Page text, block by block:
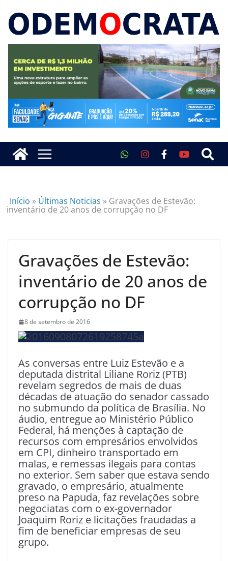
Início » Últimas Noticias » Gravações de Estevão:
inventário de 20 anos de corrupção no DF
Gravações de Estevão:
inventário de 20 anos de
corrupção no DF
8 de setembro de 2016
As conversas entre Luiz Estevão e a
deputada distrital Liliane Roriz (PTB)
revelam segredos de mais de duas
décadas de atuação do senador cassado
no submundo da política de Brasília. No
áudio, entregue ao Ministério Público
Federal, há menções à captação de
recursos com empresários envolvidos
em CPI, dinheiro transportado em
malas, e remessas ilegais para contas
no exterior. Sem saber que estava sendo
gravado, o empresário, atualmente
preso na Papuda, faz revelações sobre
negociatas com o ex-governador
Joaquim Roriz e licitações fraudadas a
fim de beneficiar empresas de seu
grupo.